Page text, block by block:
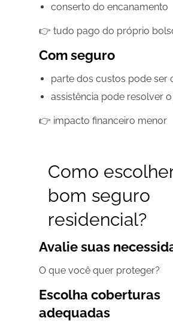
conserto do encanamento
👉 tudo pago do próprio
Com seguro
parte dos custos pode ser
assistência pode resolver
👉 impacto financeiro menor
Como
bom seguro
residencial?
Avalie suas
O que você quer proteger?
Escolha coberturas
adequadas